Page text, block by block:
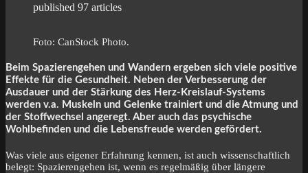
published 97 articles
Foto: CanStock Photo.
Beim Spazierengehen und Wandern ergeben sich viele positive
Effekte für die Gesundheit. Neben der Verbesserung der
Ausdauer und der Stärkung des Herz-Kreislauf-Systems
werden v.a. Muskeln und Gelenke trainiert und die Atmung und
der Stoffwechsel angeregt. Aber auch das psychische
Wohlbefinden und die Lebensfreude werden gefördert.
Was viele aus eigener Erfahrung kennen, ist auch wissenschaftlich
belegt: Spazierengehen ist, wenn es regelmäßig über längere